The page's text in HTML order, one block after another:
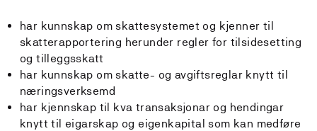
har kunnskap om skattesystemet og kjenner til
skatterapportering herunder regler for tilsidesetting
og tilleggsskatt
har kunnskap om skatte- og avgiftsreglar knytt til
næringsverksemd
har kjennskap til kva transaksjonar og hendingar
knytt til eigarskap og eigenkapital som kan medføre